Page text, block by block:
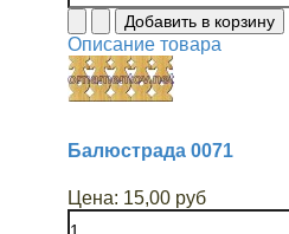
Описание товара
Балюстрада 0071
Цена: 15,00 руб